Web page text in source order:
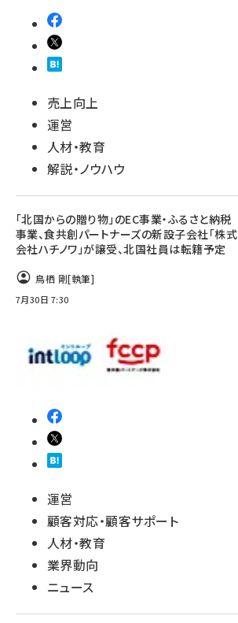
売上向上
運営
人材・教育
解説・ノウハウ
「北国からの贈り物」のEC事業・ふるさと納税
事業、食共創パートナーズの新設子会社「株式
会社ハチノワ」が譲受、北国社員は転籍予定
鳥栖 剛[執筆]
7月30日 7:30
運営
顧客対応・顧客サポート
人材・教育
業界動向
ニュース